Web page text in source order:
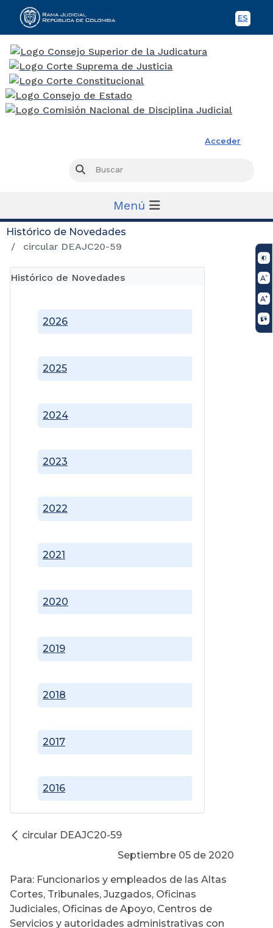
ES
Acceder
Buscar
Menú
Histórico de Novedades
circular DEAJC20-59
Histórico de Novedades
2016
2017
2018
2019
2020
2021
2022
2023
2024
2025
2026
circular DEAJC20-59
Septiembre 05 de 2020
Para: Funcionarios y empleados de las Altas
Cortes, Tribunales, Juzgados, Oficinas
Judiciales, Oficinas de Apoyo, Centros de
Servicios y autoridades administrativas con